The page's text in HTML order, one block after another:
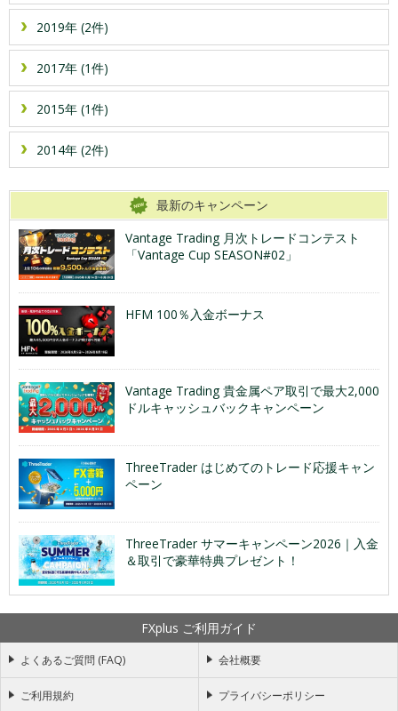
2019年 (2件)
2017年 (1件)
2015年 (1件)
2014年 (2件)
最新のキャンペーン
Vantage Trading 月次トレードコンテスト
「Vantage Cup SEASON#02」
HFM 100％入金ボーナス
Vantage Trading 貴金属ペア取引で最大2,000
ドルキャッシュバックキャンペーン
ThreeTrader はじめてのトレード応援キャン
ペーン
ThreeTrader サマーキャンペーン2026｜入金
＆取引で豪華特典プレゼント！
FXplus ご利用ガイド
よくあるご質問 (FAQ) 会社概要
ご利用規約 プライバシーポリシー